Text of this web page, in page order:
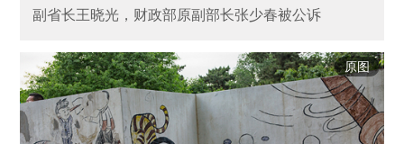
副省长王晓光，财政部原副部长张少春被公诉
原图